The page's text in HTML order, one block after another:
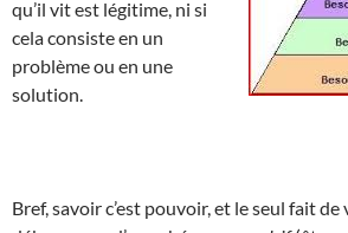
qu’il vit est légitime, ni si
cela consiste en un
problème ou en une
solution.
Bref, savoir c’est pouvoir, et le seul fait